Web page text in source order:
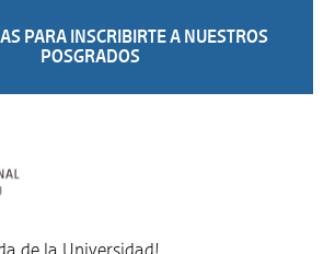
PARA INSCRIBIRTE A NUESTROS
POSGRADOS
de la Universidad!